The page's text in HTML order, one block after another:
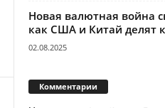
Новая валютная война
как США и Китай делят
02.08.2025
Комментарии